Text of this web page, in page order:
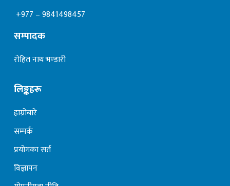
+977 – 9841498457
सम्पादक
रोहित नाथ भण्डारी
लिङ्कहरू
हाम्रोबारे
सम्पर्क
प्रयोगका सर्त
विज्ञापन